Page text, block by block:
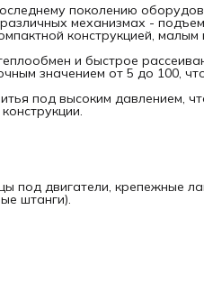
поколению
механизмах -
конструкцией, малым
и быстрое
значением от 5 до 100,
под высоким давлением,
под двигатели, крепежные
штанги).